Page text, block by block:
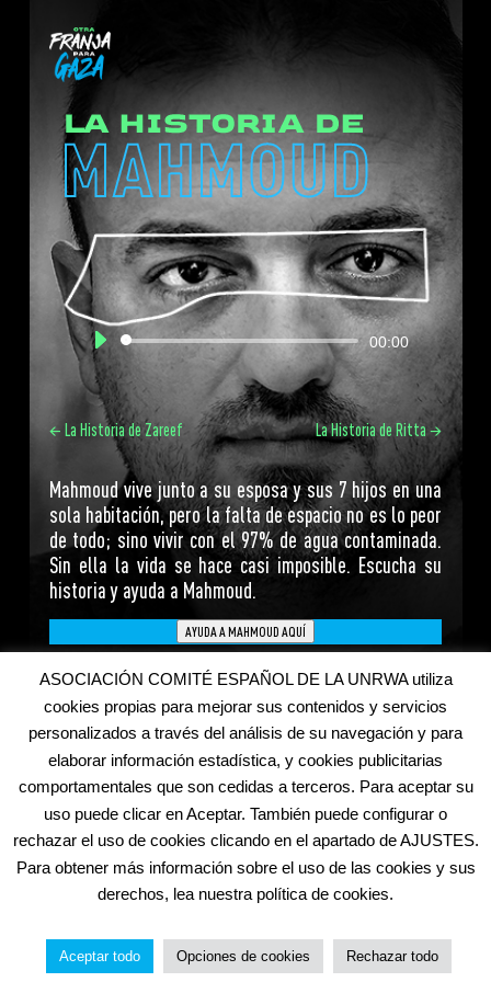
Reproductor
de
audio
00:00
← La Historia de Zareef La Historia de Ritta →
Mahmoud vive junto a su esposa y sus 7 hijos en una
sola habitación, pero la falta de espacio no es lo peor
de todo; sino vivir con el 97% de agua contaminada.
Sin ella la vida se hace casi imposible. Escucha su
historia y ayuda a Mahmoud.
AYUDA A MAHMOUD AQUÍ
Inicio Aviso Legal
Política de Cookies
Política de Privacidad
Otras webs de UNRWA
Copyright © 2020 UNRWA España. CIF G-84334903. Todos derechos
reservados.
ASOCIACIÓN COMITÉ ESPAÑOL DE LA UNRWA utiliza
cookies propias para mejorar sus contenidos y servicios
personalizados a través del análisis de su navegación y para
elaborar información estadística, y cookies publicitarias
comportamentales que son cedidas a terceros. Para aceptar su
uso puede clicar en Aceptar. También puede configurar o
rechazar el uso de cookies clicando en el apartado de AJUSTES.
Para obtener más información sobre el uso de las cookies y sus
derechos, lea nuestra política de cookies.
Aceptar todo Opciones de cookies Rechazar todo